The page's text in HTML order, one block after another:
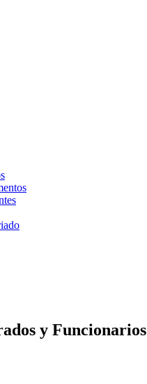
y Funcionarios